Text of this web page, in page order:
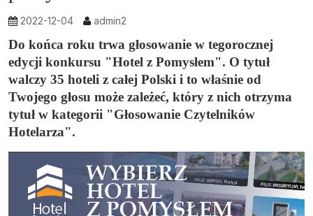
2022-12-04 admin2
Do końca roku trwa głosowanie w tegorocznej
edycji konkursu "Hotel z Pomysłem". O tytuł
walczy 35 hoteli z całej Polski i to właśnie od
Twojego głosu może zależeć, który z nich otrzyma
tytuł w kategorii "Głosowanie Czytelników
Hotelarza".